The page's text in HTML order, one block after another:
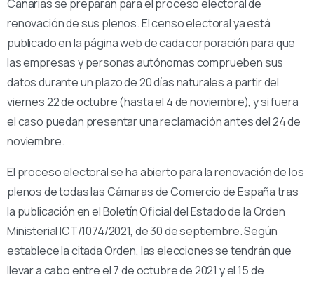
Canarias se preparan para el proceso electoral de
renovación de sus plenos. El censo electoral ya está
publicado en la página web de cada corporación para que
las empresas y personas autónomas comprueben sus
datos durante un plazo de 20 días naturales a partir del
viernes 22 de octubre (hasta el 4 de noviembre), y si fuera
el caso puedan presentar una reclamación antes del 24 de
noviembre.
El proceso electoral se ha abierto para la renovación de los
plenos de todas las Cámaras de Comercio de España tras
la publicación en el Boletín Oficial del Estado de la Orden
Ministerial ICT/1074/2021, de 30 de septiembre. Según
establece la citada Orden, las elecciones se tendrán que
llevar a cabo entre el 7 de octubre de 2021 y el 15 de